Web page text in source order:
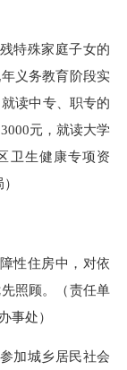
特殊家庭子女的
义务教育阶段实
读中专、职专的
元，就读大学
卫生健康专项资
性住房中，对依
照顾。（责任单
事处）
加城乡居民社会